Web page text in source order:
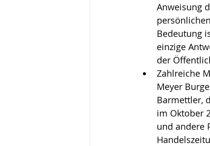
Anweisung
Bedeutung
einzige
der
Zahlreiche
Meyer
Barmettler,
im Oktober
und andere